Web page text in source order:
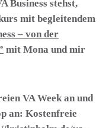
Business stehst,
mit begleitendem
– von der
mit Mona und mir
VA Week an und
an: Kostenfreie